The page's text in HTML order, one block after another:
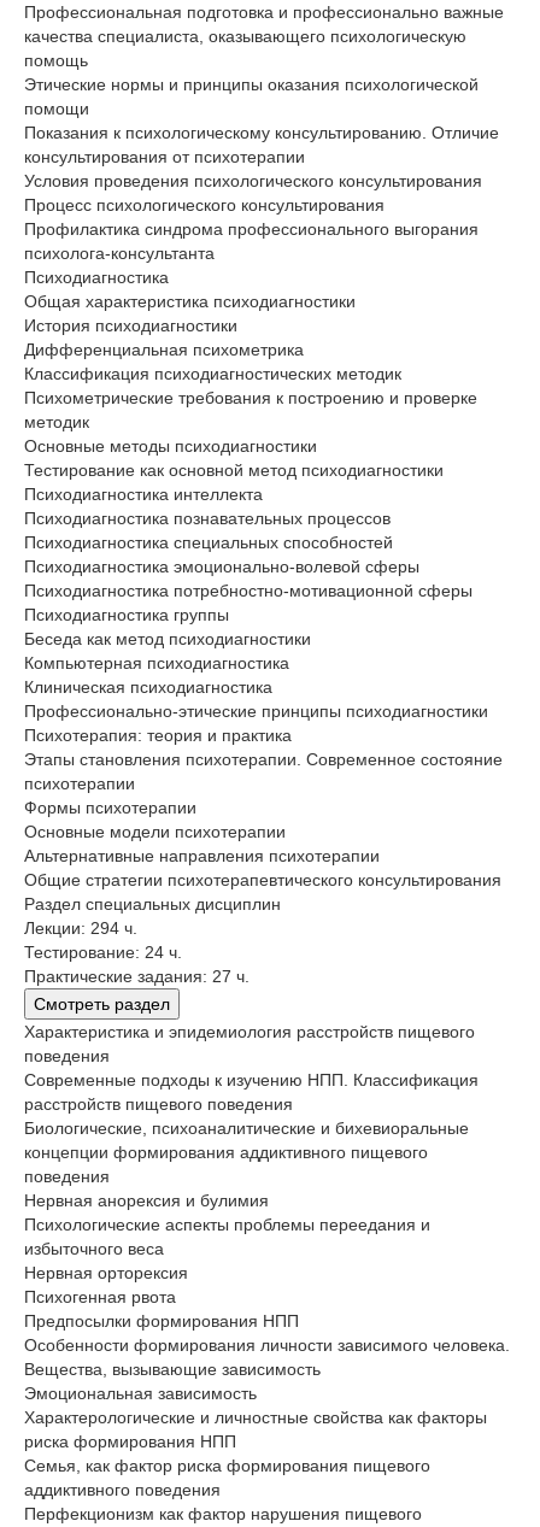
Профессиональная подготовка и профессионально важные
качества специалиста, оказывающего психологическую
помощь
Этические нормы и принципы оказания психологической
помощи
Показания к психологическому консультированию. Отличие
консультирования от психотерапии
Условия проведения психологического консультирования
Процесс психологического консультирования
Профилактика синдрома профессионального выгорания
психолога-консультанта
Психодиагностика
Общая характеристика психодиагностики
История психодиагностики
Дифференциальная психометрика
Классификация психодиагностических методик
Психометрические требования к построению и проверке
методик
Основные методы психодиагностики
Тестирование как основной метод психодиагностики
Психодиагностика интеллекта
Психодиагностика познавательных процессов
Психодиагностика специальных способностей
Психодиагностика эмоционально-волевой сферы
Психодиагностика потребностно-мотивационной сферы
Психодиагностика группы
Беседа как метод психодиагностики
Компьютерная психодиагностика
Клиническая психодиагностика
Профессионально-этические принципы психодиагностики
Психотерапия: теория и практика
Этапы становления психотерапии. Современное состояние
психотерапии
Формы психотерапии
Основные модели психотерапии
Альтернативные направления психотерапии
Общие стратегии психотерапевтического консультирования
Раздел специальных дисциплин
Лекции: 294 ч.
Тестирование: 24 ч.
Практические задания: 27 ч.
Смотреть раздел
Характеристика и эпидемиология расстройств пищевого
поведения
Современные подходы к изучению НПП. Классификация
расстройств пищевого поведения
Биологические, психоаналитические и бихевиоральные
концепции формирования аддиктивного пищевого
поведения
Нервная анорексия и булимия
Психологические аспекты проблемы переедания и
избыточного веса
Нервная орторексия
Психогенная рвота
Предпосылки формирования НПП
Особенности формирования личности зависимого человека.
Вещества, вызывающие зависимость
Эмоциональная зависимость
Характерологические и личностные свойства как факторы
риска формирования НПП
Семья, как фактор риска формирования пищевого
аддиктивного поведения
Перфекционизм как фактор нарушения пищевого